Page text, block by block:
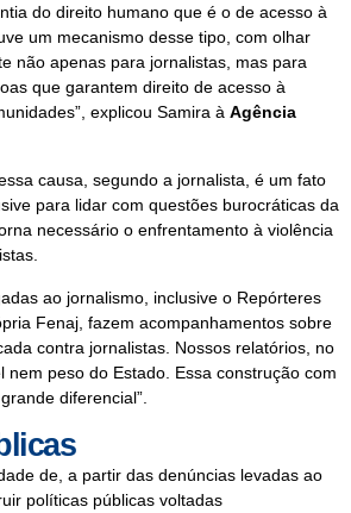
do direito humano que é o de acesso à
um mecanismo desse tipo, com olhar
não apenas para jornalistas, mas para
que garantem direito de acesso à
explicou Samira à Agência
causa, segundo a jornalista, é um fato
para lidar com questões burocráticas da
necessário o enfrentamento à violência
ao jornalismo, inclusive o Repórteres
Fenaj, fazem acompanhamentos sobre
contra jornalistas. Nossos relatórios, no
nem peso do Estado. Essa construção com
diferencial”.
de, a partir das denúncias levadas ao
políticas públicas voltadas